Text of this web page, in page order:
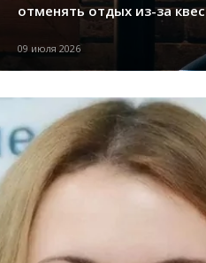
отменять отдых из-за
09 июля 2026